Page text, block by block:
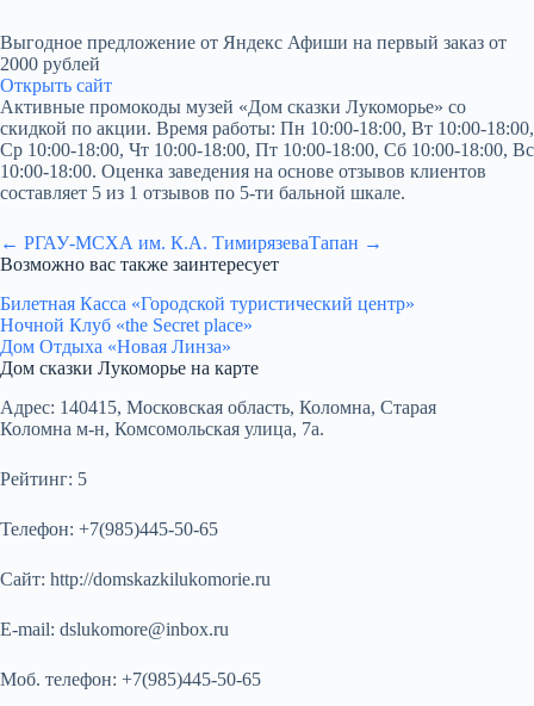
Выгодное предложение от Яндекс Афиши на первый заказ от
2000 рублей
Открыть сайт
Активные промокоды музей «Дом сказки Лукоморье» со
скидкой по акции. Время работы: Пн 10:00-18:00, Вт 10:00-18:00,
Ср 10:00-18:00, Чт 10:00-18:00, Пт 10:00-18:00, Сб 10:00-18:00, Вс
10:00-18:00. Оценка заведения на основе отзывов клиентов
составляет 5 из 1 отзывов по 5-ти бальной шкале.
← РГАУ-МСХА им. К.А. ТимирязеваТапан →
Возможно вас также заинтересует
Билетная Касса «Городской туристический центр»
Ночной Клуб «the Secret place»
Дом Отдыха «Новая Линза»
Дом сказки Лукоморье на карте
Адрес: 140415, Московская область, Коломна, Старая
Коломна м-н, Комсомольская улица, 7а.
Рейтинг: 5
Телефон: +7(985)445-50-65
Сайт: http://domskazkilukomorie.ru
E-mail: dslukomore@inbox.ru
Моб. телефон: +7(985)445-50-65